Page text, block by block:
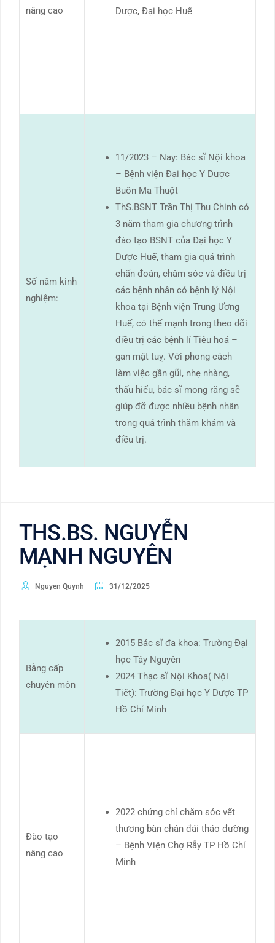
nâng cao
Dược, Đại học Huế
Số năm kinh
nghiệm:
11/2023 – Nay: Bác sĩ Nội khoa
– Bệnh viện Đại học Y Dược
Buôn Ma Thuột
ThS.BSNT Trần Thị Thu Chinh có
3 năm tham gia chương trình
đào tạo BSNT của Đại học Y
Dược Huế, tham gia quá trình
chẩn đoán, chăm sóc và điều trị
các bệnh nhân có bệnh lý Nội
khoa tại Bệnh viện Trung Ương
Huế, có thế mạnh trong theo dõi
điều trị các bệnh lí Tiêu hoá –
gan mật tuỵ. Với phong cách
làm việc gần gũi, nhẹ nhàng,
thấu hiểu, bác sĩ mong rằng sẽ
giúp đỡ được nhiều bệnh nhân
trong quá trình thăm khám và
điều trị.
THS.BS. NGUYỄN
MẠNH NGUYÊN
Nguyen Quynh 31/12/2025
Bằng cấp
chuyên môn
2015 Bác sĩ đa khoa: Trường Đại
học Tây Nguyên
2024 Thạc sĩ Nội Khoa( Nội
Tiết): Trường Đại học Y Dược TP
Hồ Chí Minh
Đào tạo
nâng cao
2022 chứng chỉ chăm sóc vết
thương bàn chân đái tháo đường
– Bệnh Viện Chợ Rẫy TP Hồ Chí
Minh